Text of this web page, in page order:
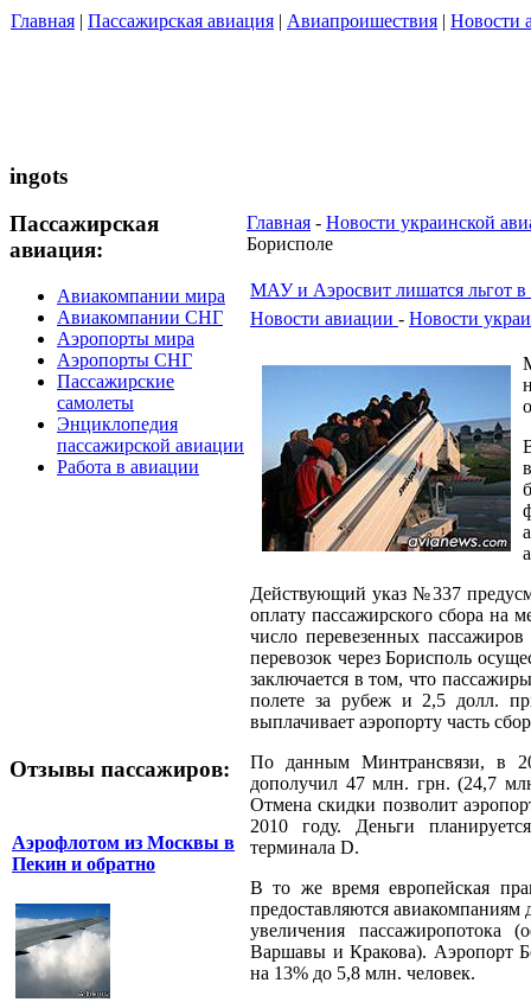
Главная | Пассажирская авиация | Авиапроишествия | Новости
ingots
Пассажирская
авиация:
Авиакомпании мира
Авиакомпании СНГ
Аэропорты мира
Аэропорты СНГ
Пассажирские
самолеты
Энциклопедия
пассажирской авиации
Работа в авиации
Отзывы пассажиров:
Аэрофлотом из Москвы в
Пекин и обратно
Главная - Новости украинской
Борисполе
МАУ и Аэросвит лишатся льгот в
Новости авиации - Новости
Действующий указ №337
оплату пассажирского сбора на
число перевезенных
перевозок через Борисполь
заключается в том, что
полете за рубеж и 2,5 долл.
выплачивает аэропорту часть
По данным Минтрансвязи, в
дополучил 47 млн. грн. (24,7
Отмена скидки позволит
2010 году. Деньги
терминала D.
В то же время европейская
предоставляются
увеличения пассажиропотока
Варшавы и Кракова). Аэропорт
на 13% до 5,8 млн. человек.